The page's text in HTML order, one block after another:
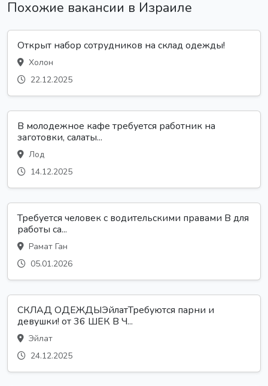
Похожие вакансии в Израиле
Открыт набор сотрудников на склад одежды!
Холон
22.12.2025
В молодежное кафе требуется работник на
заготовки, салаты...
Лод
14.12.2025
Требуется человек с водительскими правами В для
работы са...
Рамат Ган
05.01.2026
СКЛАД ОДЕЖДЫЭйлатТребуются парни и
девушки! от 36 ШЕК В Ч...
Эйлат
24.12.2025